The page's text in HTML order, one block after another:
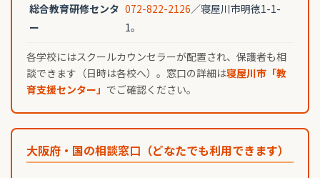
総合教育研修センタ
ー
072-822-2126／寝屋川市明徳1-1-
1。
各学校にはスクールカウンセラーが配置され、保護者も相
談できます（日時は各校へ）。窓口の詳細は寝屋川市「教
育支援センター」 でご確認ください。
大阪府・国の相談窓口（どなたでも利用できます）